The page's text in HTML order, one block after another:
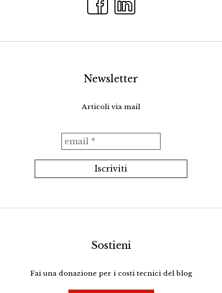
Newsletter
Articoli via mail
Sostieni
Fai una donazione per i costi tecnici del blog